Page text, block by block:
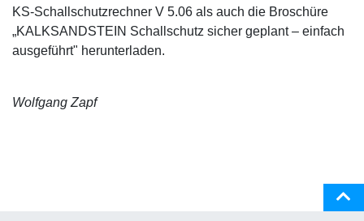
KS-Schallschutzrechner V 5.06 als auch die Broschüre
„KALKSANDSTEIN Schallschutz sicher geplant – einfach
ausgeführt" herunterladen.
Wolfgang Zapf